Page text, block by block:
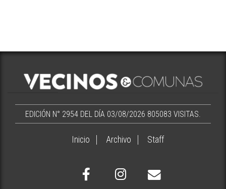
EDICIÓN N° 2954 DEL DÍA 03/08/2026 805083 VISITAS.
Inicio Archivo Staff